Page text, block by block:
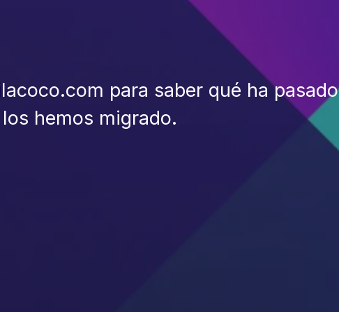
para saber qué ha pasado
hemos migrado.